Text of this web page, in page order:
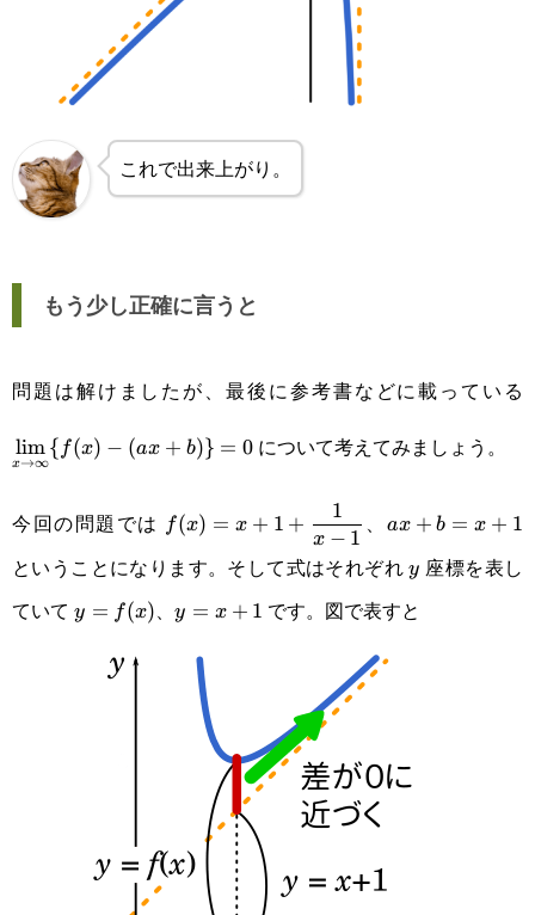
これで出来上がり。
もう少し正確に言うと
問題は解けましたが、最後に参考書などに載っている
x→∞
lim{ f(x) − (ax + b)} = 0 について考えてみましょう。
今回の問題では
\displaystyle
f(x)=x+1+\frac{1}
f(x) = x + 1 +
x − 1
1 、 ax+b=x+1
ax + b = x + 1
ということになります。そして式はそれぞれy
y 座標を表し
ていて y=f(x)
y = f(x)、y=x+1
y = x + 1 です。図で表すと